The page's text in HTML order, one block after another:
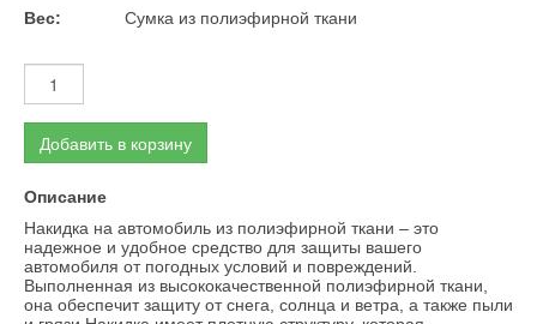
Вес:
Сумка из полиэфирной ткани
Добавить в корзину
Описание
Накидка на автомобиль из полиэфирной ткани – это
надежное и удобное средство для защиты вашего
автомобиля от погодных условий и повреждений.
Выполненная из высококачественной полиэфирной ткани,
она обеспечит защиту от снега, солнца и ветра, а также пыли